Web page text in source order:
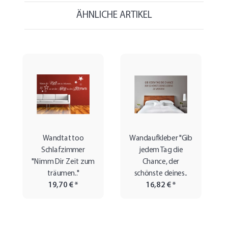
ÄHNLICHE ARTIKEL
Wandtattoo
Schlafzimmer
"Nimm Dir Zeit zum
träumen.."
19,70 €*
Wandaufkleber "Gib
jedem Tag die
Chance, der
schönste deines..
16,82 €*